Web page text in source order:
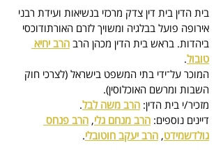
בית הדין בית דין צדק מרכזי בנשיאות ועידת רבני
אירופה פועל בבלגיה ומשויך לזרם האורתודוכסי
ביהדות. בראש בית הדין מכהן הרב הרב יחיא
טובול.
המוכר על־ידי בתי המשפט בישראל (לצרכי חוק
השבות ומרשם האוכלוסין).
מזכיר/י בית הדין: הרב משה לבל.
דיינים נוספים: הרב מנחם גלי, הרב פנחס
גולדשמידט, הרב יעקב חוטובלי.